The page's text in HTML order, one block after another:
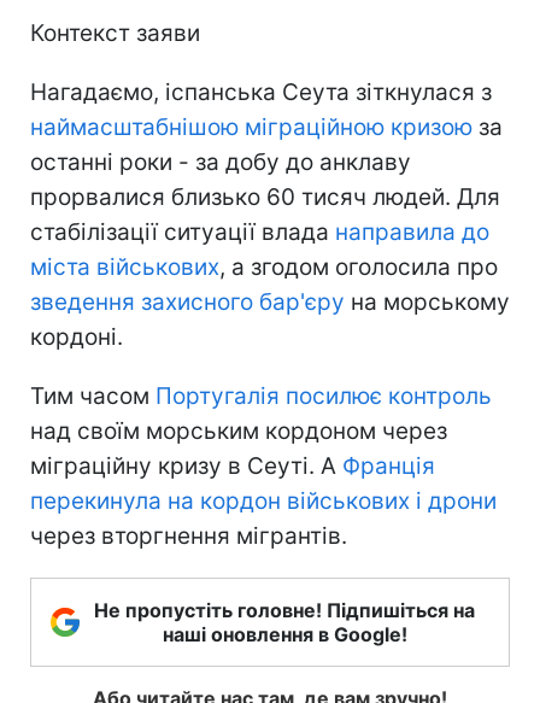
Контекст заяви
Нагадаємо, іспанська Сеута зіткнулася з
наймасштабнішою міграційною кризою за
останні роки - за добу до анклаву
прорвалися близько 60 тисяч людей. Для
стабілізації ситуації влада направила до
міста військових, а згодом оголосила про
зведення захисного бар'єру на морському
кордоні.
Тим часом Португалія посилює контроль
над своїм морським кордоном через
міграційну кризу в Сеуті. А Франція
перекинула на кордон військових і дрони
через вторгнення мігрантів.
Не пропустіть головне! Підпишіться на
наші оновлення в Google!
Або читайте нас там, де вам зручно!